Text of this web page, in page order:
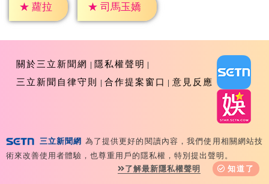
★ 蘿拉 ★ 司馬玉嬌
關於三立新聞網
隱私權聲明
三立新聞自律守則
合作提案窗口 意見反應
Reserved 版權所有 盜用必究 台北市內湖區舊宗路一段159
號 02-8792-8888
三立新聞網 為了提供更好的閱讀內容，我們使用相關網站技
術來改善使用者體驗，也尊重用戶的隱私權，特別提出聲明。
了解最新隱私權聲明
知道了